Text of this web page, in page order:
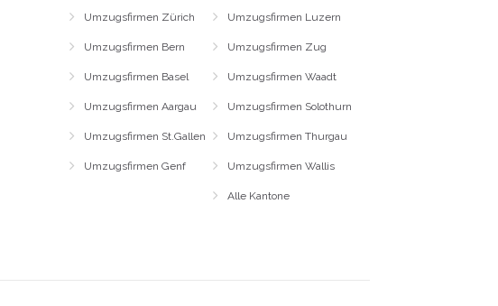
Umzugsfirmen Zürich
Umzugsfirmen Bern
Umzugsfirmen Basel
Umzugsfirmen Aargau
Umzugsfirmen St.Gallen
Umzugsfirmen Genf
Umzugsfirmen Luzern
Umzugsfirmen Zug
Umzugsfirmen Waadt
Umzugsfirmen Solothurn
Umzugsfirmen Thurgau
Umzugsfirmen Wallis
Alle Kantone